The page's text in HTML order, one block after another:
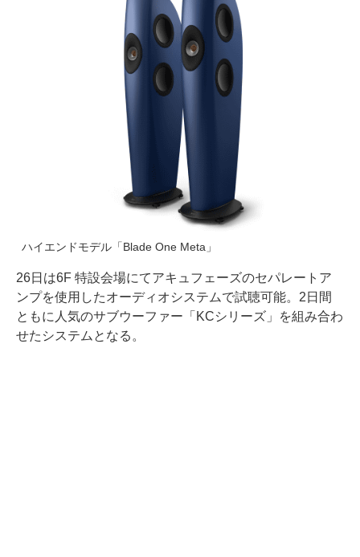
ハイエンドモデル「Blade One Meta」
26日は6F 特設会場にてアキュフェーズのセパレートア
ンプを使用したオーディオシステムで試聴可能。2日間
ともに人気のサブウーファー「KCシリーズ」を組み合わ
せたシステムとなる。